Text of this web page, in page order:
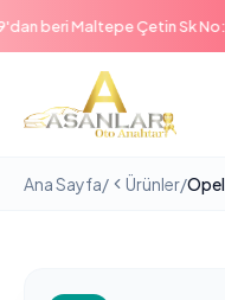
beri Maltepe Çetin Sk No:9
Ana Sayfa/ Ürünler/